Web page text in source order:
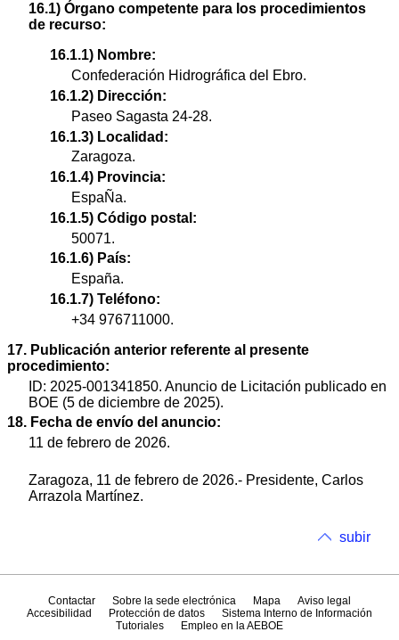
16.1) Órgano competente para los procedimientos
de recurso:
16.1.1) Nombre:
Confederación Hidrográfica del Ebro.
16.1.2) Dirección:
Paseo Sagasta 24-28.
16.1.3) Localidad:
Zaragoza.
16.1.4) Provincia:
EspaÑa.
16.1.5) Código postal:
50071.
16.1.6) País:
España.
16.1.7) Teléfono:
+34 976711000.
17. Publicación anterior referente al presente
procedimiento:
ID: 2025-001341850. Anuncio de Licitación publicado en
BOE (5 de diciembre de 2025).
18. Fecha de envío del anuncio:
11 de febrero de 2026.
Zaragoza, 11 de febrero de 2026.- Presidente, Carlos
Arrazola Martínez.
subir
Contactar Sobre la sede electrónica Mapa
Aviso legal
Accesibilidad
Protección de datos
Sistema Interno de Información
Tutoriales
Empleo en la AEBOE